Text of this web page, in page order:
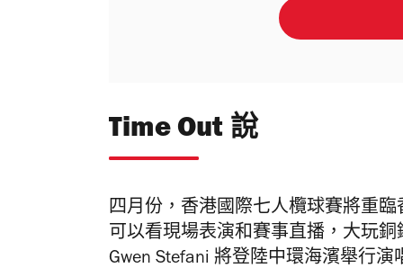
Time Out 說
四月份，香港國際七人欖球賽將重
可以看現場表演和賽事直播，大玩
Gwen Stefani 將登陸中環海濱舉行